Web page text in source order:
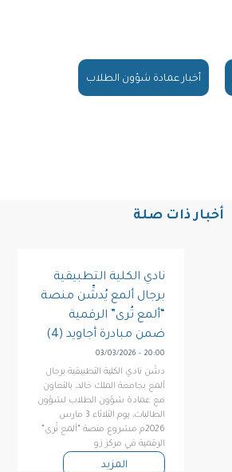
أخبار عمادة شؤون الطلاب
أخبار ذات صلة
نادي الكلية التطبيقية
برجال ألمع يُدشِّن منصة
“ألمع تُرى” الرقمية
ضمن مبادرة أجاويد (4)
03/03/2026 - 20:00
دشّن نادي الكلية التطبيقية برجال
ألمع بجامعة الملك خالد، بالتعاون
مع عمادة شؤون الطلاب لشؤون
الطالبات، يوم الثلاثاء 3 مارس
2026م مشروع منصة “ألمع تُرى”
الرقمية في مركز زو
المزيد